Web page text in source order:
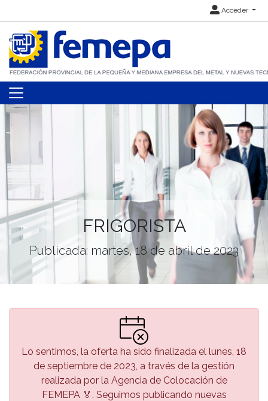
Acceder
FRIGORISTA
Publicada: martes, 18 de abril de 2023
Lo sentimos, la oferta ha sido finalizada el lunes, 18
de septiembre de 2023, a través de la gestión
realizada por la Agencia de Colocación de
FEMEPA 🏅. Seguimos publicando nuevas